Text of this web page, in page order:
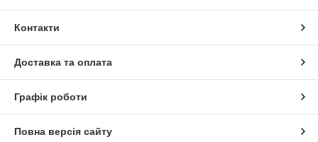
Контакти
Доставка та оплата
Графік роботи
Повна версія сайту